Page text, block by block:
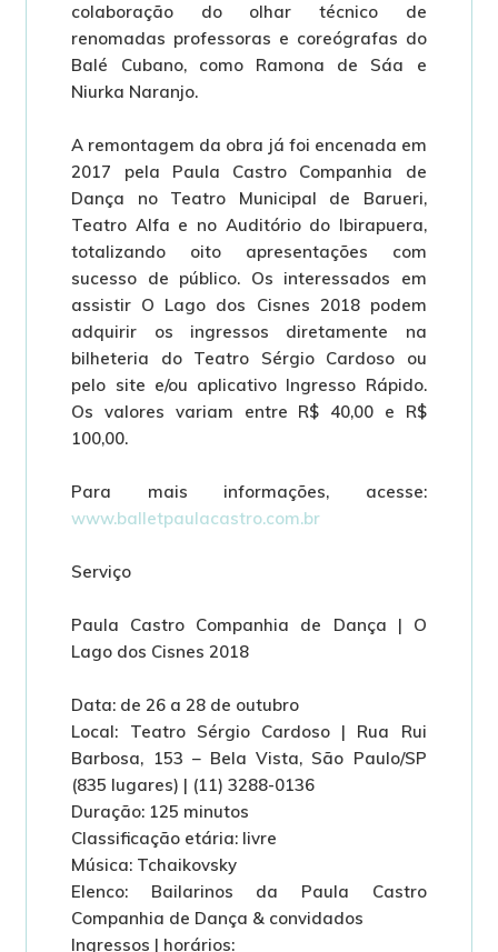
colaboração do olhar técnico de
renomadas professoras e coreógrafas do
Balé Cubano, como Ramona de Sáa e
Niurka Naranjo.
A remontagem da obra já foi encenada em
2017 pela Paula Castro Companhia de
Dança no Teatro Municipal de Barueri,
Teatro Alfa e no Auditório do Ibirapuera,
totalizando oito apresentações com
sucesso de público. Os interessados em
assistir O Lago dos Cisnes 2018 podem
adquirir os ingressos diretamente na
bilheteria do Teatro Sérgio Cardoso ou
pelo site e/ou aplicativo Ingresso Rápido.
Os valores variam entre R$ 40,00 e R$
100,00.
Para mais informações, acesse:
www.balletpaulacastro.com.br
Serviço
Paula Castro Companhia de Dança | O
Lago dos Cisnes 2018
Data: de 26 a 28 de outubro
Local: Teatro Sérgio Cardoso | Rua Rui
Barbosa, 153 – Bela Vista, São Paulo/SP
(835 lugares) | (11) 3288-0136
Duração: 125 minutos
Classificação etária: livre
Música: Tchaikovsky
Elenco: Bailarinos da Paula Castro
Companhia de Dança & convidados
Ingressos | horários: